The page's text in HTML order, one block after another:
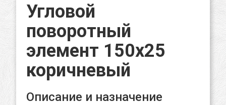
Угловой
поворотный
элемент 150х25
коричневый
Описание и назначение